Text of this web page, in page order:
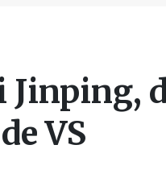
Jinping,
VS